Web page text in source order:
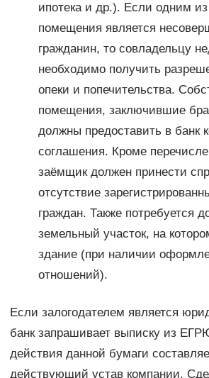
ипотека и др.). Если одним из
помещения является
гражданин, то совладельцу
необходимо получить
опеки и попечительства.
помещения, заключившие
должны предоставить в банк
соглашения. Кроме
заёмщик должен принести
отсутствие
граждан. Также потребуется
земельный участок, на
здание (при наличии
отношений).
Если залогодателем является
банк запрашивает выписку из
действия данной бумаги
действующий устав компании.